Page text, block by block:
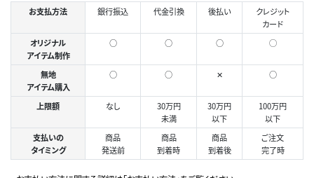
お支払方法 銀行振込 代金引換 後払い
クレジット
カード
オリジナル
アイテム制作
○ ○ ○ ◯
無地
アイテム購入
○ ○ ✕ ○
上限額 なし
30万円
未満
30万円
以下
100万円
以下
支払いの
タイミング
商品
発送前
商品
到着時
商品
到着後
ご注文
完了時